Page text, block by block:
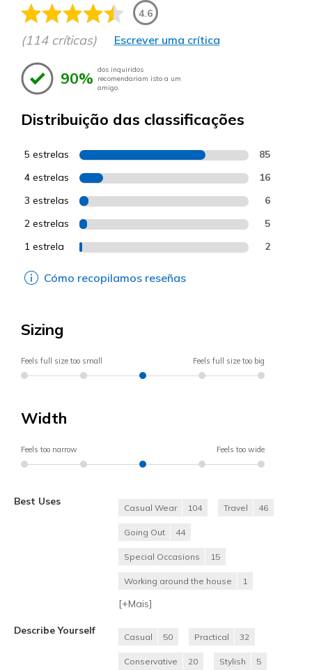
4.6
(114 críticas) Escrever uma crítica
90% dos inquiridos
recomendariam isto a um
amigo.
Distribuição das classificações
5 estrelas 85
4 estrelas 16
3 estrelas 6
2 estrelas 5
1 estrela 2
Cómo recopilamos reseñas
Sizing
Feels full size too small Feels full size too big
Width
Feels too narrow Feels too wide
Best Uses
Casual Wear 104 Travel 46
Going Out 44
Special Occasions 15
Working around the house 1
[+Mais]
Describe Yourself
Casual 50 Practical 32
Conservative 20 Stylish 5